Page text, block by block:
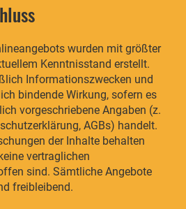
wurden mit größter
Kenntnisstand erstellt.
Informationszwecken und
bindende Wirkung, sofern es
vorgeschriebene Angaben (z.
AGBs) handelt.
der Inhalte behalten
vertraglichen
sind. Sämtliche Angebote
freibleibend.